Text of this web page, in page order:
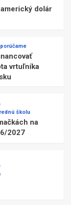
americký dolár
vrtuľníka
školu
na
2027